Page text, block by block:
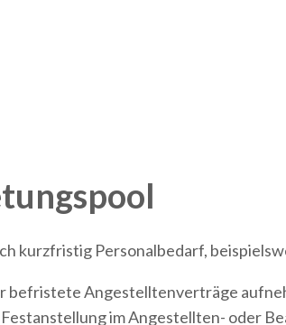
kurzfristig Personalbedarf,
befristete Angestelltenverträge
im Angestellten- oder